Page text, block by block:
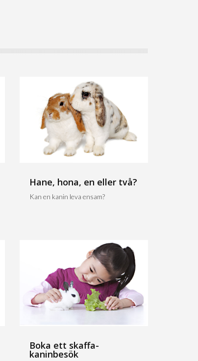
Hane, hona, en eller två?
Kan en kanin leva ensam?
Boka ett skaffa-
kaninbesök